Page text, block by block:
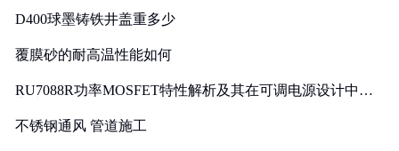
D400球墨铸铁井盖重多少
覆膜砂的耐高温性能如何
RU7088R功率MOSFET特性解析及其在可调电源设计中的
不锈钢通风 管道施工